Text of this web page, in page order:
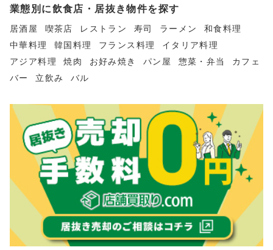
業態別に飲食店・居抜き物件を探す
居酒屋 喫茶店 レストラン 寿司 ラーメン
和食料理
中華料理
韓国料理 フランス料理
イタリア料理
アジア料理
焼肉 お好み焼き パン屋 惣菜・弁当
カフェ
バー
立飲み バル